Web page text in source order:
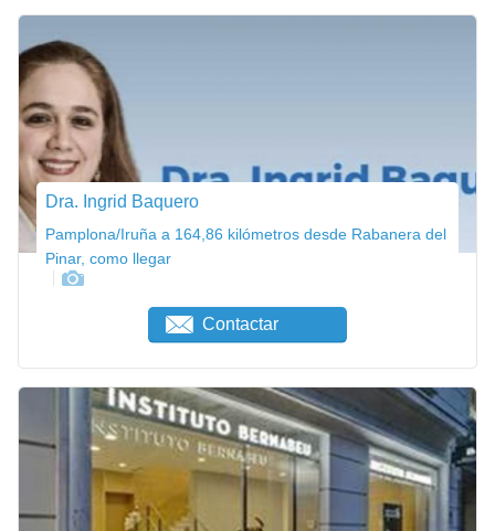
Dra. Ingrid Baquero
Pamplona/Iruña a 164,86 kilómetros desde Rabanera del
Pinar, como llegar
Contactar